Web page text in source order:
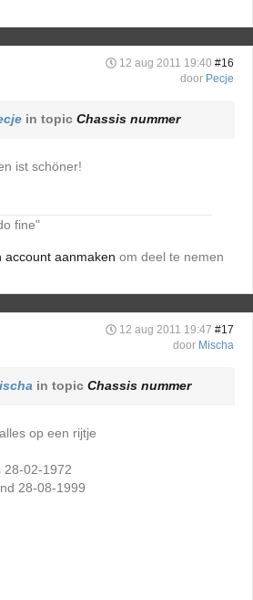
12 aug 2011 19:40 #16
door Pecje
in topic Chassis nummer
ist schöner!
fine"
account aanmaken om deel te nemen
12 aug 2011 19:47 #17
door Mischa
in topic Chassis nummer
op een rijtje
28-02-1972
28-08-1999